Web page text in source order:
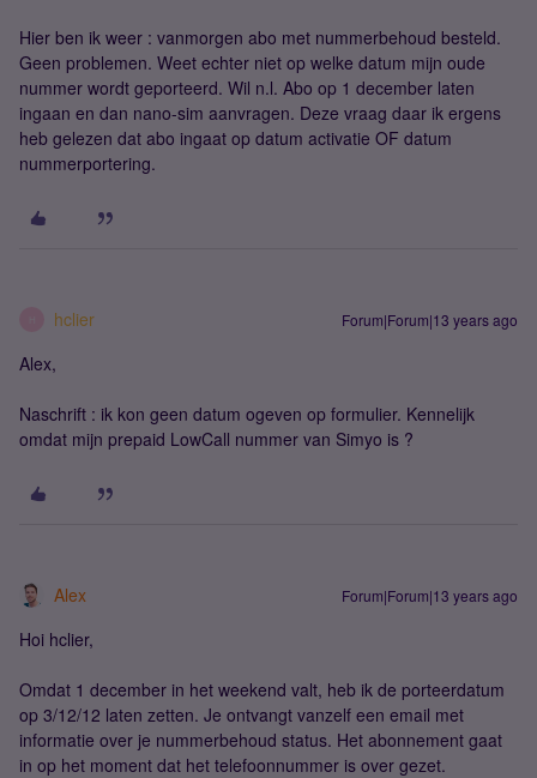
Hier ben ik weer : vanmorgen abo met nummerbehoud besteld.
Geen problemen. Weet echter niet op welke datum mijn oude
nummer wordt geporteerd. Wil n.l. Abo op 1 december laten
ingaan en dan nano-sim aanvragen. Deze vraag daar ik ergens
heb gelezen dat abo ingaat op datum activatie OF datum
nummerportering.
hclier Forum|Forum|13 years ago
Alex,
Naschrift : ik kon geen datum ogeven op formulier. Kennelijk
omdat mijn prepaid LowCall nummer van Simyo is ?
Alex Forum|Forum|13 years ago
Hoi hclier,
Omdat 1 december in het weekend valt, heb ik de porteerdatum
op 3/12/12 laten zetten. Je ontvangt vanzelf een email met
informatie over je nummerbehoud status. Het abonnement gaat
in op het moment dat het telefoonnummer is over gezet.